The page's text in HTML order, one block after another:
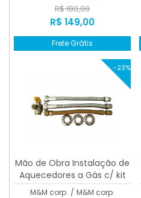
R$ 180,00
R$ 149,00
Frete Grátis
-23%
Mão de Obra Instalação de
Aquecedores a Gás c/ kit
0,30 + 3mts de duto
M&M corp. / M&M corp.